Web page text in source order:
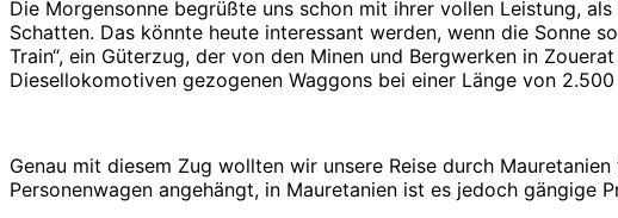
Die Morgensonne begrüßte uns schon mit ihrer vollen Leistung,
Schatten. Das könnte heute interessant werden, wenn die Sonne
Train“, ein Güterzug, der von den Minen und Bergwerken in
Diesellokomotiven gezogenen Waggons bei einer Länge von
Genau mit diesem Zug wollten wir unsere Reise durch
Personenwagen angehängt, in Mauretanien ist es jedoch gängige